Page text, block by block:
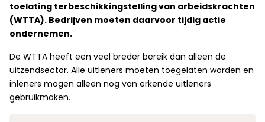
toelating terbeschikkingstelling van arbeidskrachten
(WTTA). Bedrijven moeten daarvoor tijdig actie
ondernemen.
De WTTA heeft een veel breder bereik dan alleen de
uitzendsector. Alle uitleners moeten toegelaten worden en
inleners mogen alleen nog van erkende uitleners
gebruikmaken.